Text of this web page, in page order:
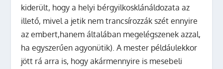
kiderült, hogy a helyi bérgyilkosklánáldozata az
illető, mivel a jetik nem trancsírozzák szét ennyire
az embert,hanem általában megelégszenek azzal,
ha egyszerűen agyonütik). A mester példáulekkor
jött rá arra is, hogy akármennyire is mesebeli